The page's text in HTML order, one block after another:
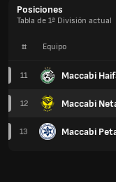
Posiciones
Tabla de 1ª División actual
# Equipo
11 Maccabi
12 Maccabi
13 Maccabi